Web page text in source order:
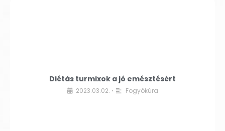
Diétás turmixok a jó emésztésért
2023.03.02. • Fogyókúra